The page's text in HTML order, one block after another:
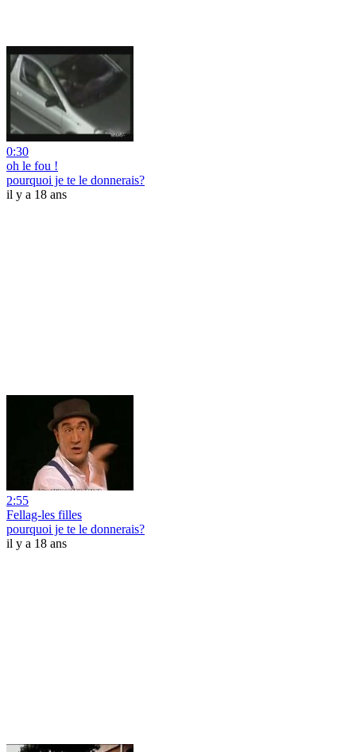
0:30
oh le fou !
pourquoi je te le donnerais?
il y a 18 ans
2:55
Fellag-les filles
pourquoi je te le donnerais?
il y a 18 ans